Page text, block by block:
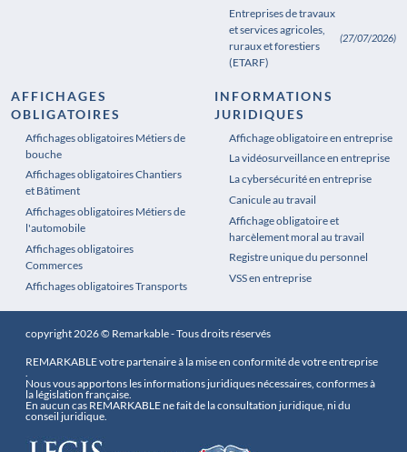
Entreprises de travaux
et services agricoles,
ruraux et forestiers
(ETARF)
(27/07/2026)
AFFICHAGES
OBLIGATOIRES
Affichages obligatoires Métiers de
bouche
Affichages obligatoires Chantiers
et Bâtiment
Affichages obligatoires Métiers de
l'automobile
Affichages obligatoires
Commerces
Affichages obligatoires Transports
Affichages obligatoires Pharmacie
INFORMATIONS
JURIDIQUES
Affichage obligatoire en entreprise
La vidéosurveillance en entreprise
La cybersécurité en entreprise
Canicule au travail
Affichage obligatoire et
harcèlement moral au travail
Registre unique du personnel
VSS en entreprise
copyright 2026 © Remarkable - Tous droits réservés
REMARKABLE votre partenaire à la mise en conformité de votre entreprise
.
Nous vous apportons les informations juridiques nécessaires, conformes à
la législation française.
En aucun cas REMARKABLE ne fait de la consultation juridique, ni du
conseil juridique.